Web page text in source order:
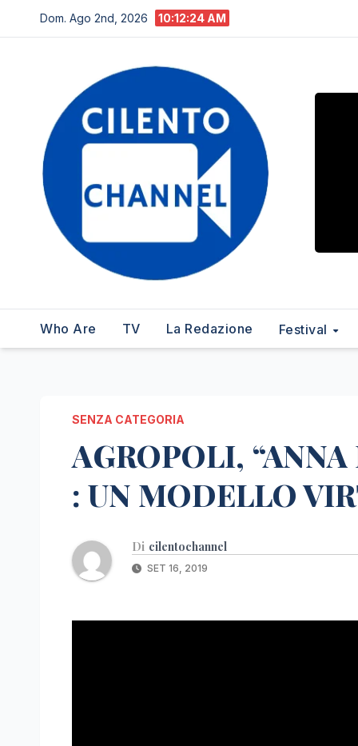
al
Dom. Ago 2nd, 2026 10:12:25 AM
Who Are TV La Redazione Festival
SENZA CATEGORIA
AGROPOLI,
: UN MODELLO
Di cilentochannel
SET 16, 2019